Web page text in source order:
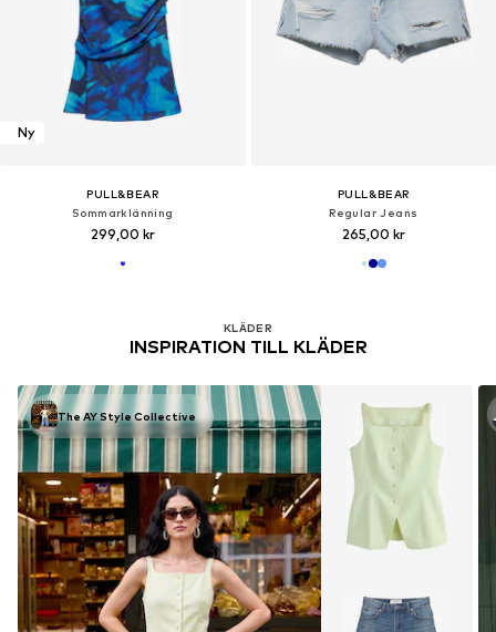
Ny
PULL&BEAR
Sommarklänning
299,00 kr
PULL&BEAR
Regular Jeans
265,00 kr
KLÄDER
INSPIRATION TILL KLÄDER
The AY Style Collective